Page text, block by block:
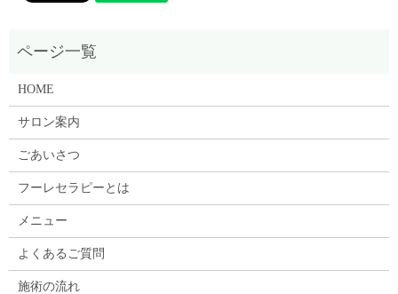
HOME
サロン案内
ごあいさつ
フーレセラピーとは
メニュー
よくあるご質問
施術の流れ